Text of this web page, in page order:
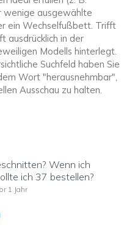
wenige ausgewählte
ein Wechselfußbett. Trifft
ausdrücklich in der
Modells hinterlegt.
Suchfeld haben Sie
Wort "herausnehmbar",
Ausschau zu halten.
Wenn ich
ich 37 bestellen?
1 Jahr